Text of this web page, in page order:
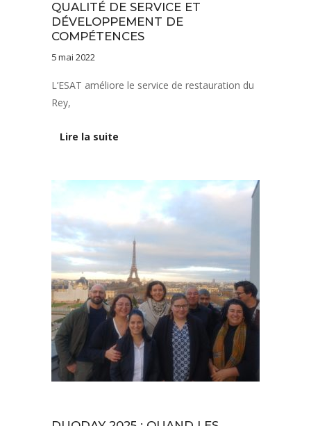
QUALITÉ DE SERVICE ET
DÉVELOPPEMENT DE
COMPÉTENCES
5 mai 2022
L’ESAT améliore le service de restauration du
Rey,
Lire la suite